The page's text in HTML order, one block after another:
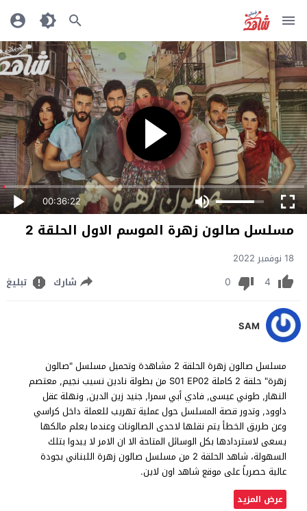
00:36:22
مسلسل صالون زهرة الموسم الاول الحلقة 2
18 نوفمبر 2022
4
0 شارك تبليغ
SAM
مسلسل صالون زهرة الحلقة 2 مشاهدة وتحميل مسلسل "صالون
زهرة" حلقة 2 كاملة S01 EP02 من بطولة نادين نسيب نجيم, معتصم
النهار, طوني عيسى, فادي أبي سمرا, جنيد زين الدين, ونهلة عقل
داوود, وتدور قصة المسلسل حول عملية تهريب للعملة داخل كراسي
وعن طريق الخطأ يتم نقلها لاحدى الصالونات وعندما يعلم مالكها
يسعى لاستردادها بكل الوسائل المتاحة الا ان الامر لا يبدوا بتلك
السهولة، شاهد الحلقة 2 من مسلسل صالون زهرة اللبناني بجودة
عالية حصرياً على موقع شاهد اون لاين.
عرض المزيد